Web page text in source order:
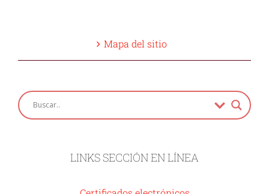
Mapa del sitio
LINKS SECCIÓN EN LÍNEA